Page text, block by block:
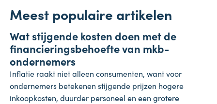
Meest populaire artikelen
4 augustus 2026
Onderneming
Wat stijgende kosten doen met de
financieringsbehoefte van mkb-
ondernemers
Inflatie raakt niet alleen consumenten, want voor
ondernemers betekenen stijgende prijzen hogere
inkoopkosten, duurder personeel en een grotere